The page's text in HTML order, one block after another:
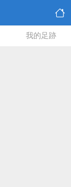
我的足跡